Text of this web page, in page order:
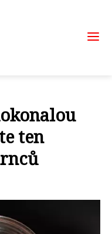
ten